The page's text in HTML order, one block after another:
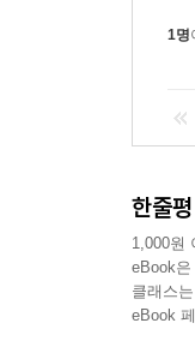
1명
한줄평
1,000원
eBook
클래스
eBook